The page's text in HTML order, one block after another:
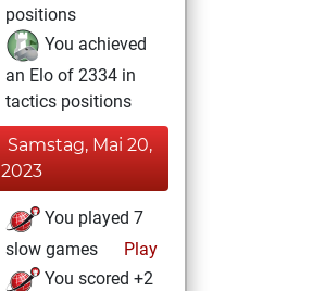
positions
You achieved
an Elo of 2334 in
tactics positions
Samstag, Mai 20,
2023
You played 7
slow games
Play
You scored +2